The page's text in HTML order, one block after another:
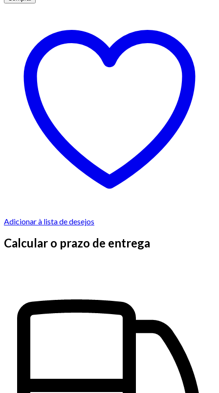
Adicionar à lista de desejos
Calcular o prazo de entrega